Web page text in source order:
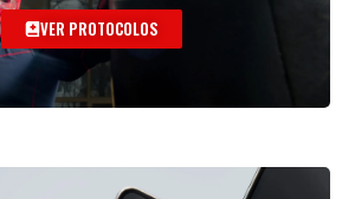
VER PROTOCOLOS